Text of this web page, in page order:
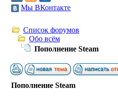
Мы ВКонтакте
Список форумов
Обо всём
Пополнение Steam
Пополнение Steam